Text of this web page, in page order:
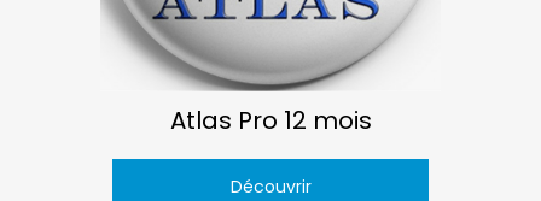
Atlas Pro 12 mois
Découvrir